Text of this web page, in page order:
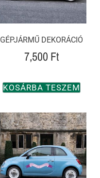
GÉPJÁRMŰ DEKORÁCIÓ
7,500 Ft
KOSÁRBA TESZEM